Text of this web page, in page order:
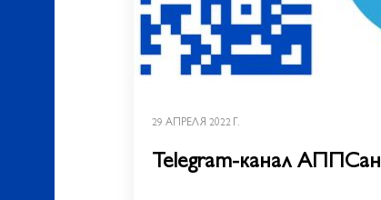
29 АПРЕЛЯ 2022 Г.
Telegram-канал АППСан